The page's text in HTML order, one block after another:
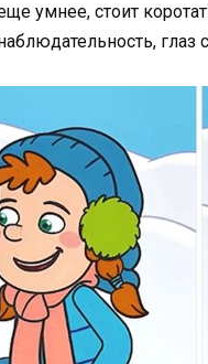
умнее, стоит
глаз